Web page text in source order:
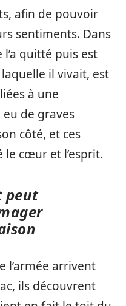
afin de pouvoir
sentiments. Dans
l’a quitté puis est
il vivait, est
à une
de graves
côté, et ces
cœur et l’esprit.
peut
l’armée arrivent
ils découvrent